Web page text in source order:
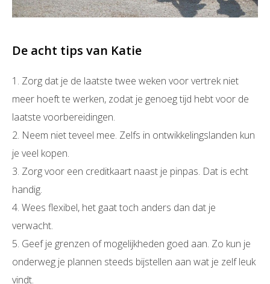
De acht tips van Katie
1. Zorg dat je de laatste twee weken voor vertrek niet
meer hoeft te werken, zodat je genoeg tijd hebt voor de
laatste voorbereidingen.
2. Neem niet teveel mee. Zelfs in ontwikkelingslanden kun
je veel kopen.
3. Zorg voor een creditkaart naast je pinpas. Dat is echt
handig.
4. Wees flexibel, het gaat toch anders dan dat je
verwacht.
5. Geef je grenzen of mogelijkheden goed aan. Zo kun je
onderweg je plannen steeds bijstellen aan wat je zelf leuk
vindt.